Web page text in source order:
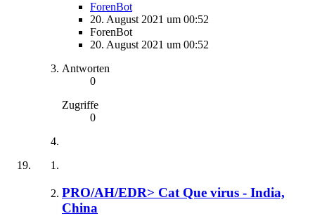
ForenBot
20. August 2021 um 00:52
ForenBot
20. August 2021 um 00:52
Antworten
0
Zugriffe
0
PRO/AH/EDR> Cat Que virus - India,
China